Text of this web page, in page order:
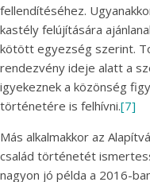
fellendítéséhez.
kastély felújítására
kötött egyezség szerint.
rendezvény ideje alatt a
igyekeznek a közönség
történetére is felhívni.[7]
Más alkalmakkor az
család történetét
nagyon jó példa a 2016-